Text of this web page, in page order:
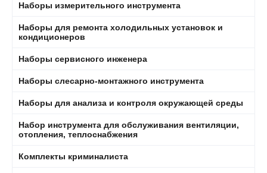
Наборы измерительного инструмента
Наборы для ремонта холодильных установок и
кондиционеров
Наборы сервисного инженера
Наборы слесарно-монтажного инструмента
Наборы для анализа и контроля окружающей среды
Набор инструмента для обслуживания вентиляции,
отопления, теплоснабжения
Комплекты криминалиста